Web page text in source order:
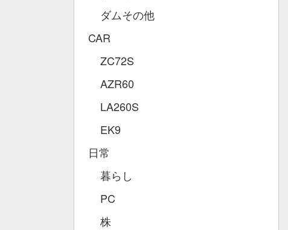
ダムその他
CAR
ZC72S
AZR60
LA260S
EK9
日常
暮らし
PC
株